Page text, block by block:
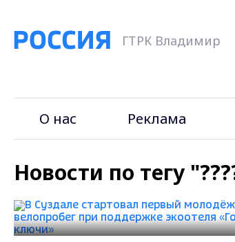
ГТРК Владимир
О нас Реклама
Новости по тегу